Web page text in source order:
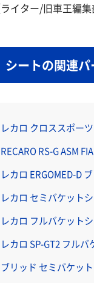
ライター/旧車王編集
シートの関連
レカロ クロススポー
RECARO RS-G ASM
レカロ ERGOMED-D
レカロ セミバケット
レカロ フルバケット
レカロ SP-GT2 フル
ブリッド セミバケッ